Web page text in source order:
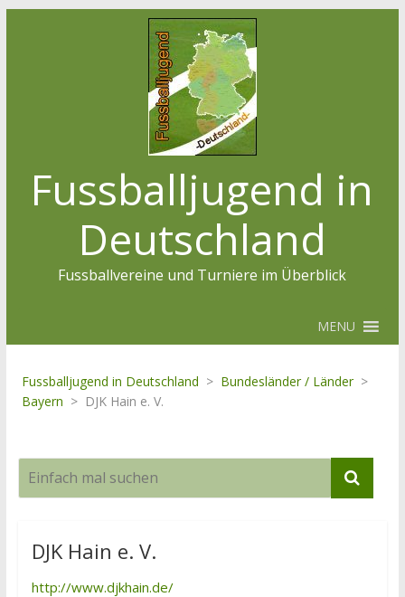
Fussballjugend in
Deutschland
Fussballvereine und Turniere im Überblick
MENU
Fussballjugend in Deutschland > Bundesländer / Länder >
Bayern > DJK Hain e. V.
DJK Hain e. V.
http://www.djkhain.de/